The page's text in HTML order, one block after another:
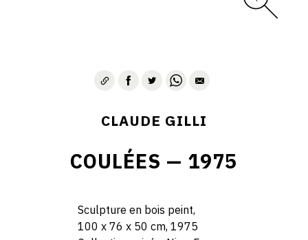
CLAUDE GILLI
COULÉES — 1975
Sculpture en bois peint,
100 x 76 x 50 cm, 1975